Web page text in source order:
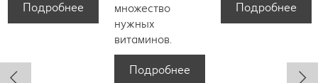
Подробнее
множество
нужных
витаминов.
Подробнее
Подробнее